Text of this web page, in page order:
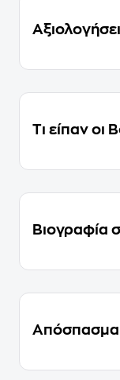
Τι είπαν οι
Βιογραφία
Απόσπασμα